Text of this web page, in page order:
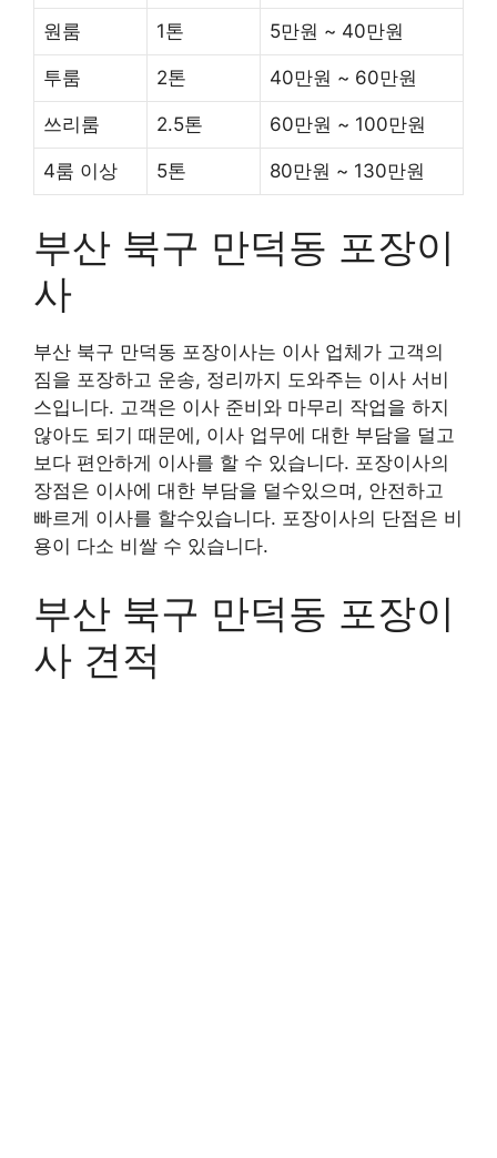
원룸 1톤 5만원 ~ 40만원
투룸 2톤 40만원 ~ 60만원
쓰리룸 2.5톤 60만원 ~ 100만원
4룸 이상 5톤 80만원 ~ 130만원
부산 북구 만덕동 포장이
사
부산 북구 만덕동 포장이사는 이사 업체가 고객의
짐을 포장하고 운송, 정리까지 도와주는 이사 서비
스입니다. 고객은 이사 준비와 마무리 작업을 하지
않아도 되기 때문에, 이사 업무에 대한 부담을 덜고
보다 편안하게 이사를 할 수 있습니다. 포장이사의
장점은 이사에 대한 부담을 덜수있으며, 안전하고
빠르게 이사를 할수있습니다. 포장이사의 단점은 비
용이 다소 비쌀 수 있습니다.
부산 북구 만덕동 포장이
사 견적